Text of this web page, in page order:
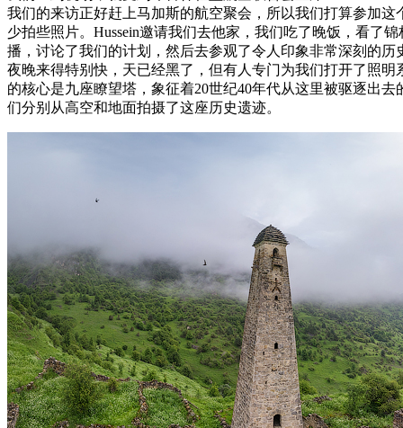
我们的来访正好赶上马加斯的航空聚会，所以我们打算参加这
少拍些照片。Hussein邀请我们去他家，我们吃了晚饭，看了
播，讨论了我们的计划，然后去参观了令人印象非常深刻的历
夜晚来得特别快，天已经黑了，但有人专门为我们打开了照明
的核心是九座瞭望塔，象征着20世纪40年代从这里被驱逐出去
们分别从高空和地面拍摄了这座历史遗迹。